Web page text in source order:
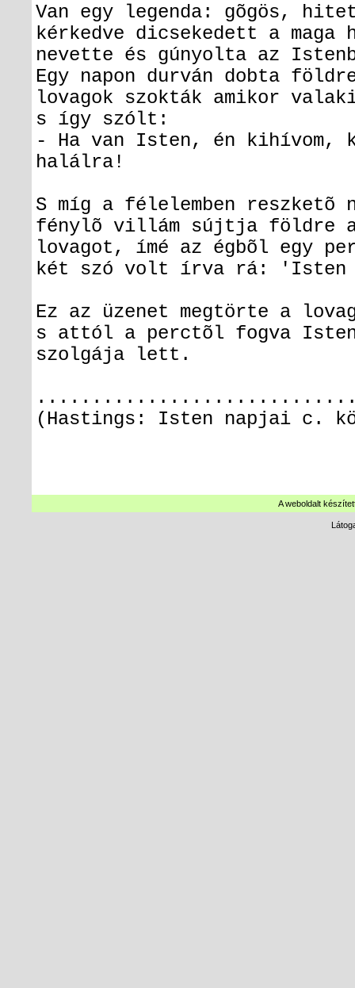
Van egy legenda: gõgös,
kérkedve dicsekedett a
nevette és gúnyolta az
Egy napon durván dobta
lovagok szokták amikor
s így szólt:
- Ha van Isten, én kihívom,
halálra!
S míg a félelemben reszketõ
fénylõ villám sújtja földre a
lovagot, ímé az égbõl egy
két szó volt írva rá: 'Isten
Ez az üzenet megtörte a
s attól a perctõl fogva
szolgája lett.
(Hastings: Isten napjai c.
A weboldalt